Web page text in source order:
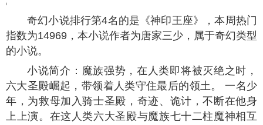
奇幻小说排行第4名的是《神印王座》，本周热门
指数为14969 ，本小说作者为唐家三少，属于奇幻类型
的小说。
小说简介：魔族强势，在人类即将被灭绝之时，
六大圣殿崛起，带领着人类守住最后的领土。 一名少
年，为救母加入骑士圣殿，奇迹、诡计，不断在他身
上上演。在这人类六大圣殿与魔族七十二柱魔神相互